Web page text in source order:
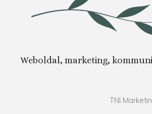
Weboldal, marketing,
TNI